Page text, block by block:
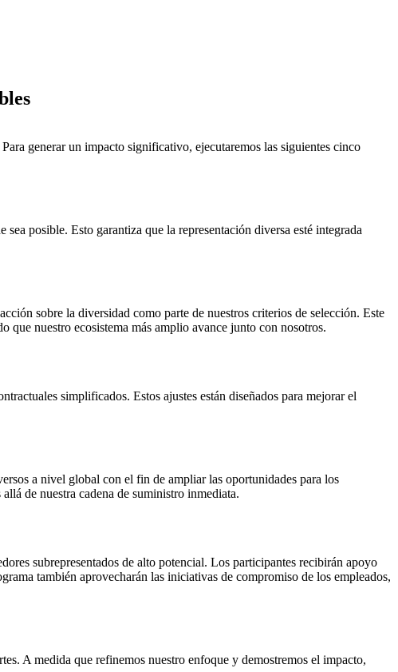
generar un impacto significativo, ejecutaremos las siguientes cinco
posible. Esto garantiza que la representación diversa esté integrada
sobre la diversidad como parte de nuestros criterios de selección. Este
que nuestro ecosistema más amplio avance junto con nosotros.
simplificados. Estos ajustes están diseñados para mejorar el
a nivel global con el fin de ampliar las oportunidades para los
de nuestra cadena de suministro inmediata.
subrepresentados de alto potencial. Los participantes recibirán apoyo
también aprovecharán las iniciativas de compromiso de los empleados,
A medida que refinemos nuestro enfoque y demostremos el impacto,